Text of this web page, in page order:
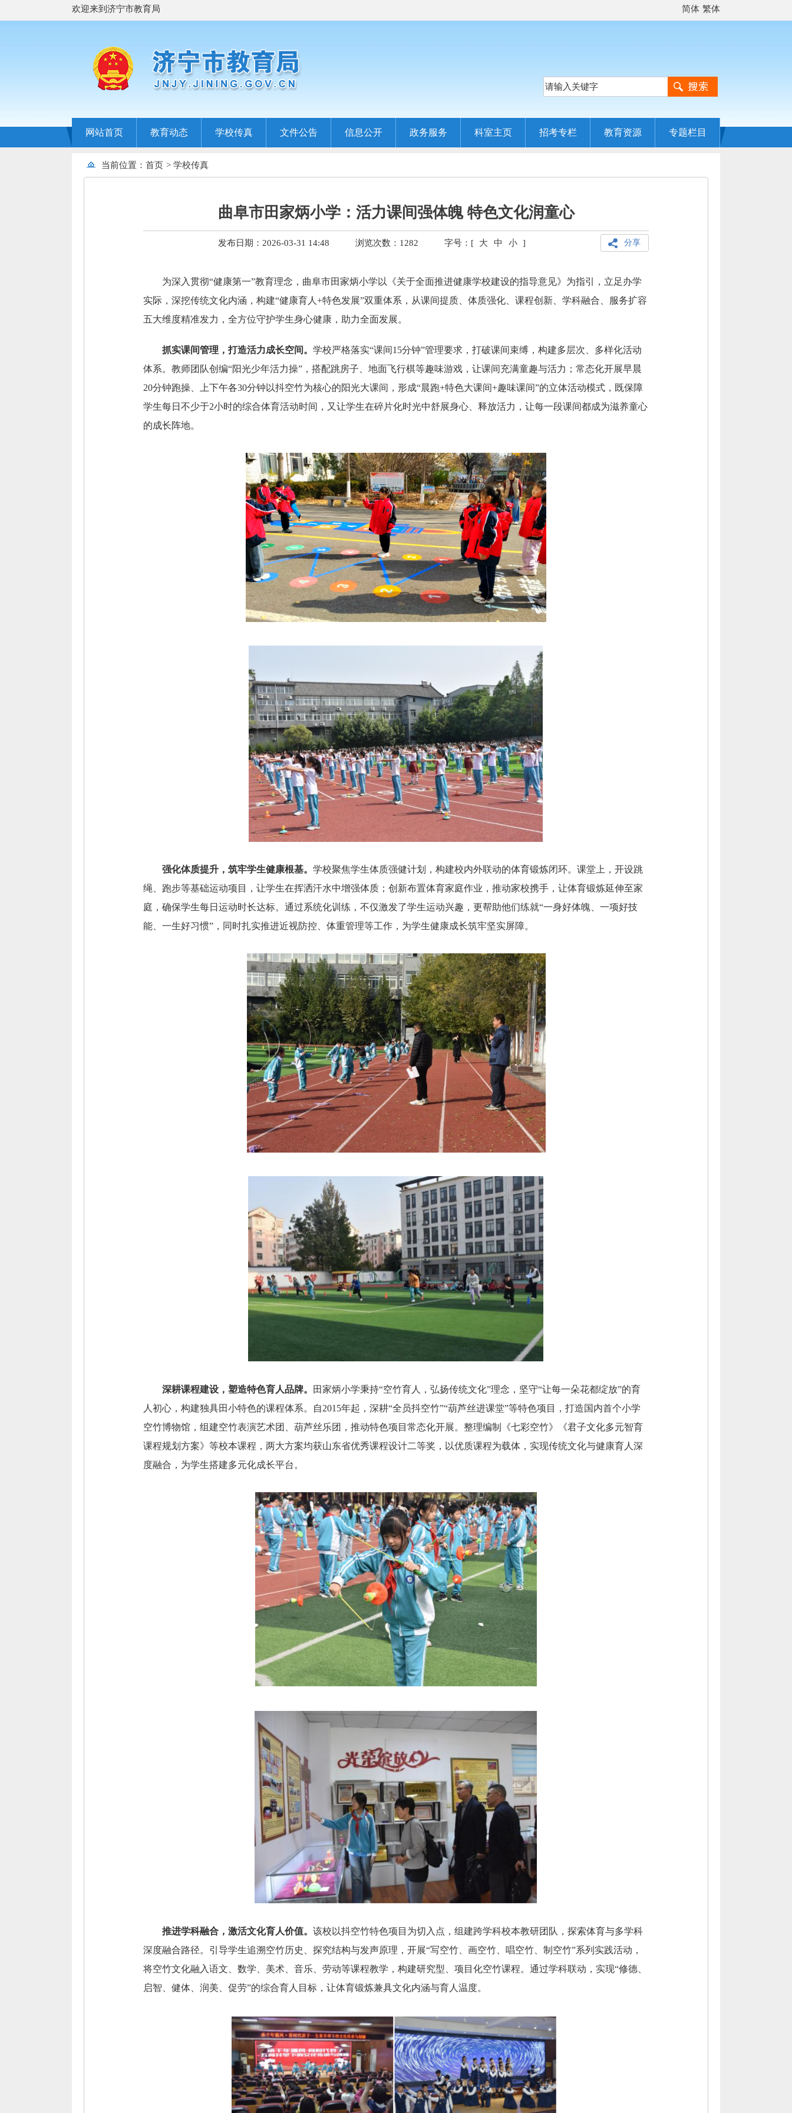
欢迎来到济宁市教育局 繁体
简体
网站首页 教育动态 学校传真 文件公告 信息公开 政务服务 科室主页 招考专栏 教育资源 专题栏目
当前位置： 首页 > 学校传真
曲阜市田家炳小学：活力课间强体魄 特色文化润童心
发布日期：2026-03-31 14:48 浏览次数： 1282 字号：[ 大 中 小 ] 分享
为深入贯彻“健康第一”教育理念，曲阜市田家炳小学以《关于全面推进健康学校建设的指导意见》为指引，立足办学
实际，深挖传统文化内涵，构建“健康育人+特色发展”双重体系，从课间提质、体质强化、课程创新、学科融合、服务扩容
五大维度精准发力，全方位守护学生身心健康，助力全面发展。
抓实课间管理，打造活力成长空间。 学校严格落实“课间15分钟”管理要求，打破课间束缚，构建多层次、多样化活动
体系。教师团队创编“阳光少年活力操”，搭配跳房子、地面飞行棋等趣味游戏，让课间充满童趣与活力；常态化开展早晨
20分钟跑操、上下午各30分钟以抖空竹为核心的阳光大课间，形成“晨跑+特色大课间+趣味课间”的立体活动模式，既保障
学生每日不少于2小时的综合体育活动时间，又让学生在碎片化时光中舒展身心、释放活力，让每一段课间都成为滋养童心
的成长阵地。
强化体质提升，筑牢学生健康根基。 学校聚焦学生体质强健计划，构建校内外联动的体育锻炼闭环。课堂上，开设跳
绳、跑步等基础运动项目，让学生在挥洒汗水中增强体质；创新布置体育家庭作业，推动家校携手，让体育锻炼延伸至家
庭，确保学生每日运动时长达标。通过系统化训练，不仅激发了学生运动兴趣，更帮助他们练就“一身好体魄、一项好技
能、一生好习惯”，同时扎实推进近视防控、体重管理等工作，为学生健康成长筑牢坚实屏障。
深耕课程建设，塑造特色育人品牌。
田家炳小学秉持“空竹育人，弘扬传统文化”理念，坚守“让每一朵花都绽放”的育
人初心，构建独具田小特色的课程体系。自2015年起，深耕“全员抖空竹”“葫芦丝进课堂”等特色项目，打造国内首个小学
空竹博物馆，组建空竹表演艺术团、葫芦丝乐团，推动特色项目常态化开展。整理编制《七彩空竹》《君子文化多元智育
课程规划方案》等校本课程，两大方案均获山东省优秀课程设计二等奖，以优质课程为载体，实现传统文化与健康育人深
度融合，为学生搭建多元化成长平台。
推进学科融合，激活文化育人价值。 该校以抖空竹特色项目为切入点，组建跨学科校本教研团队，探索体育与多学科
深度融合路径。引导学生追溯空竹历史、探究结构与发声原理，开展“写空竹、画空竹、唱空竹、制空竹”系列实践活动，
将空竹文化融入语文、数学、美术、音乐、劳动等课程教学，构建研究型、项目化空竹课程。通过学科联动，实现“修德、
启智、健体、润美、促劳”的综合育人目标，让体育锻炼兼具文化内涵与育人温度。